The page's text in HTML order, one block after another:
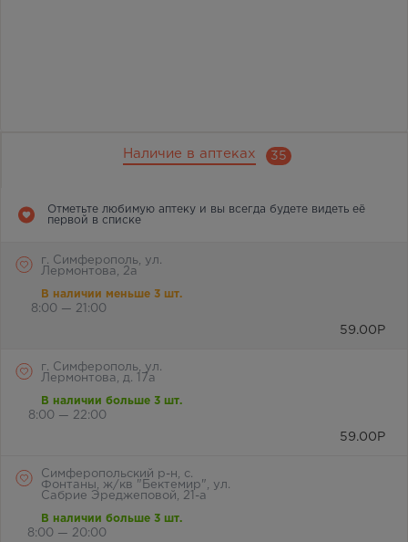
Наличие в аптеках 35
Отметьте любимую аптеку и вы всегда будете видеть её
первой в списке
г. Симферополь, ул.
Лермонтова, 2а
В наличии меньше 3 шт.
8:00 — 21:00
59.00 Р
г. Симферополь, ул.
Лермонтова, д. 17а
В наличии больше 3 шт.
8:00 — 22:00
59.00 Р
Симферопольский р-н, с.
Фонтаны, ж/кв "Бектемир", ул.
Сабрие Эреджеповой, 21-а
В наличии больше 3 шт.
8:00 — 20:00